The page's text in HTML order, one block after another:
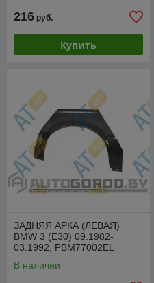
216 руб.
Купить
ЗАДНЯЯ АРКА (ЛЕВАЯ)
BMW 3 (E30) 09.1982-
03.1992, PBM77002EL
В наличии